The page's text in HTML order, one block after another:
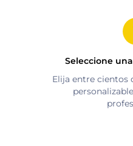
Seleccione
Elija entre cientos